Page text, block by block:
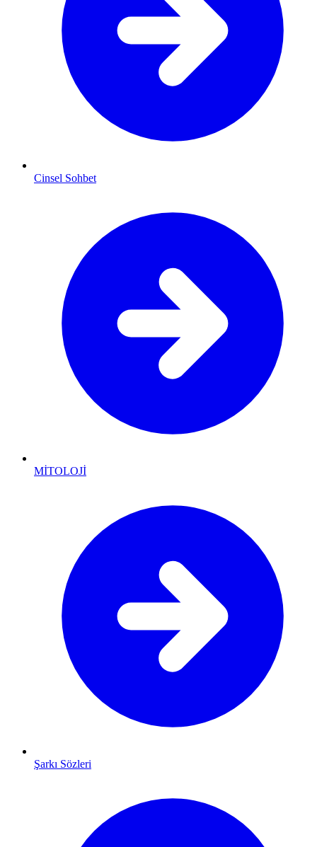
Cinsel Sohbet
MİTOLOJİ
Şarkı Sözleri